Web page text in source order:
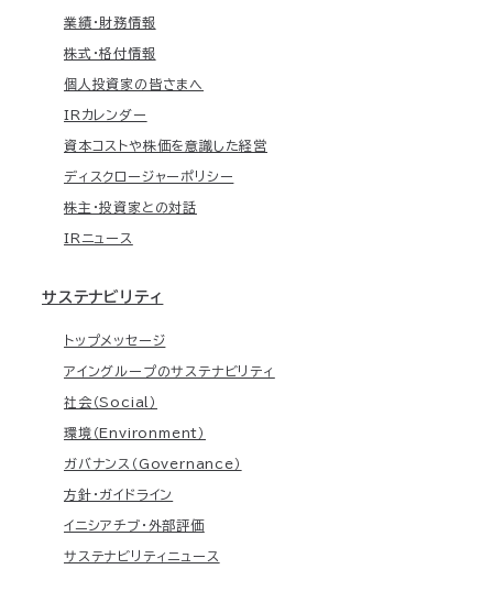
業績・財務情報
株式・格付情報
個人投資家の皆さまへ
IRカレンダー
資本コストや株価を意識した経営
ディスクロージャーポリシー
株主・投資家との対話
IRニュース
サステナビリティ
トップメッセージ
アイングループのサステナビリティ
社会（Social）
環境（Environment）
ガバナンス（Governance）
方針・ガイドライン
イニシアチブ・外部評価
サステナビリティニュース